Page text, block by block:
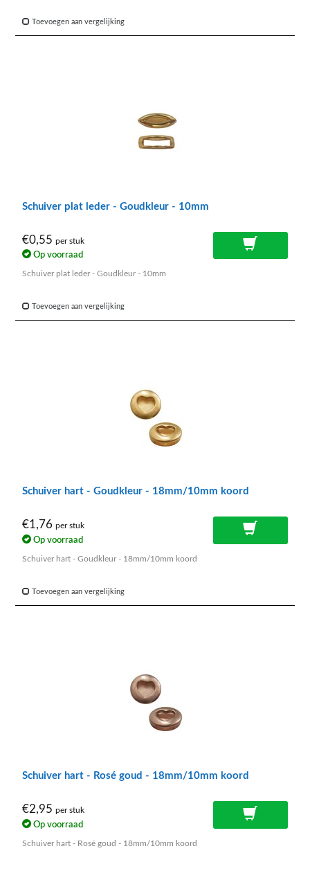
Toevoegen aan vergelijking
Schuiver plat leder - Goudkleur - 10mm
€0,55 per stuk
Op voorraad
Schuiver plat leder - Goudkleur - 10mm
Toevoegen aan vergelijking
Schuiver hart - Goudkleur - 18mm/10mm koord
€1,76 per stuk
Op voorraad
Schuiver hart - Goudkleur - 18mm/10mm koord
Toevoegen aan vergelijking
Schuiver hart - Rosé goud - 18mm/10mm koord
€2,95 per stuk
Op voorraad
Schuiver hart - Rosé goud - 18mm/10mm koord